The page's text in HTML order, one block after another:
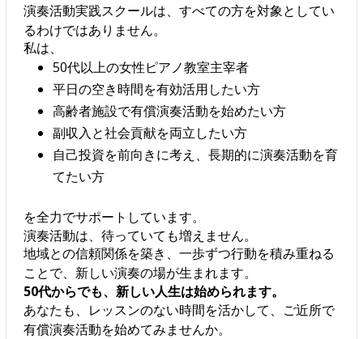
演奏活動実践スクールは、すべての方を対象としてい
るわけではありません。
私は、
50代以上の女性ピアノ教室主宰者
平日の空き時間を有効活用したい方
高齢者施設で有償演奏活動を始めたい方
副収入と社会貢献を両立したい方
自己投資を前向きに考え、長期的に演奏活動を育
てたい方
を全力でサポートしています。
演奏活動は、待っていても増えません。
地域との信頼関係を築き、一歩ずつ行動を積み重ねる
ことで、新しい演奏の場が生まれます。
50代からでも、新しい人生は始められます。
あなたも、レッスンのない時間を活かして、ご近所で
有償演奏活動を始めてみませんか。